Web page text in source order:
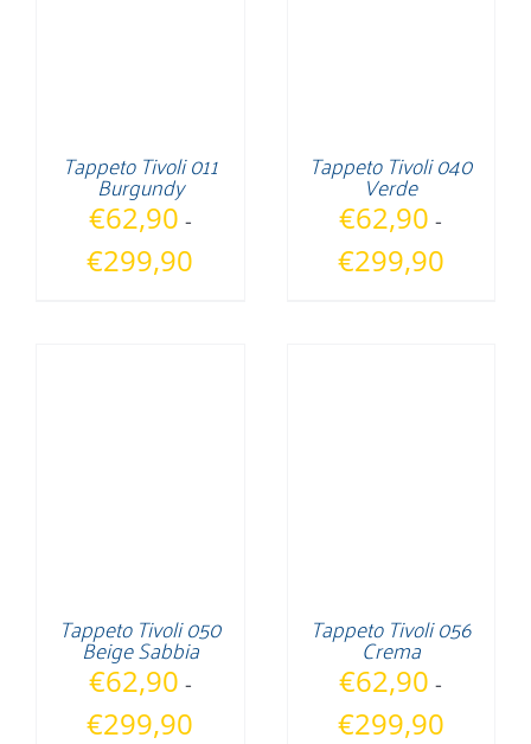
Tappeto Tivoli 011
Burgundy
€62,90 -
€299,90
Tappeto Tivoli 040
Verde
€62,90 -
€299,90Fascia
Tappeto Tivoli 050
Beige Sabbia
€62,90 -
€299,90
Tappeto Tivoli 056
Crema
€62,90 -
€299,90Fascia